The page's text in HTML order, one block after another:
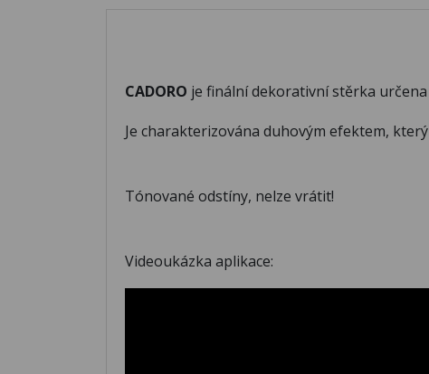
CADORO je finální dekorativní stěrka
Je charakterizována duhovým efektem,
Tónované odstíny, nelze vrátit!
Videoukázka aplikace: